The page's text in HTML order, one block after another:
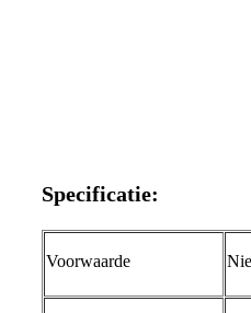
Specificatie:
Voorwaarde